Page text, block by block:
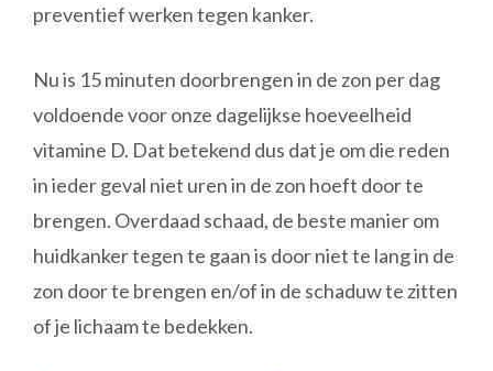
preventief werken tegen kanker.
Nu is 15 minuten doorbrengen in de zon per dag
voldoende voor onze dagelijkse hoeveelheid
vitamine D. Dat betekend dus dat je om die reden
in ieder geval niet uren in de zon hoeft door te
brengen. Overdaad schaad, de beste manier om
huidkanker tegen te gaan is door niet te lang in de
zon door te brengen en/of in de schaduw te zitten
of je lichaam te bedekken.